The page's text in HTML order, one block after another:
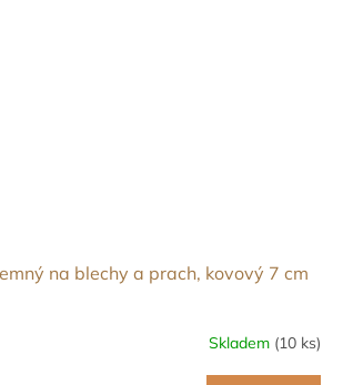
na blechy a prach, kovový 7 cm
Skladem (10 ks)